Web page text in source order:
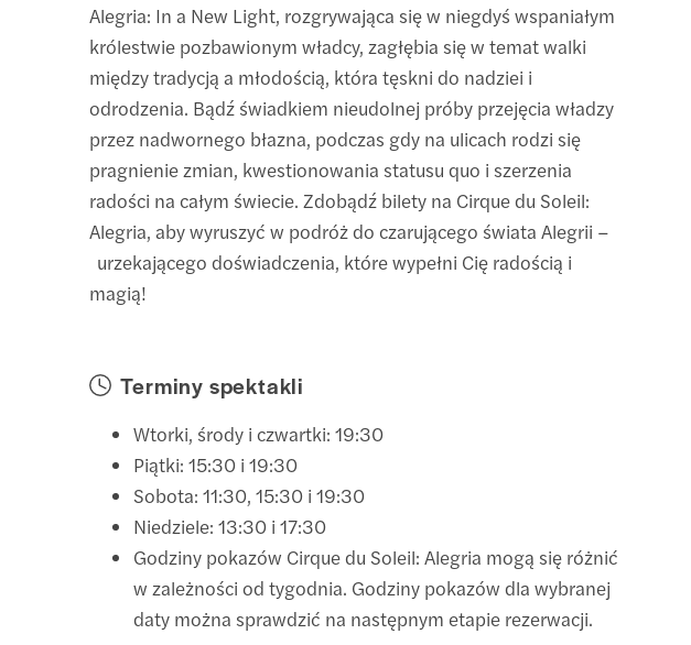
Alegria: In a New Light, rozgrywająca się w niegdyś wspaniałym
królestwie pozbawionym władcy, zagłębia się w temat walki
między tradycją a młodością, która tęskni do nadziei i
odrodzenia. Bądź świadkiem nieudolnej próby przejęcia władzy
przez nadwornego błazna, podczas gdy na ulicach rodzi się
pragnienie zmian, kwestionowania statusu quo i szerzenia
radości na całym świecie. Zdobądź bilety na Cirque du Soleil:
Alegria, aby wyruszyć w podróż do czarującego świata Alegrii –
urzekającego doświadczenia, które wypełni Cię radością i
magią!
Terminy spektakli
Wtorki, środy i czwartki: 19:30
Piątki: 15:30 i 19:30
Sobota: 11:30, 15:30 i 19:30
Niedziele: 13:30 i 17:30
Godziny pokazów Cirque du Soleil: Alegria mogą się różnić
w zależności od tygodnia. Godziny pokazów dla wybranej
daty można sprawdzić na następnym etapie rezerwacji.